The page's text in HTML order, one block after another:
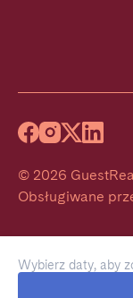
Wybierz daty, aby
© 2026
Obsługiwane